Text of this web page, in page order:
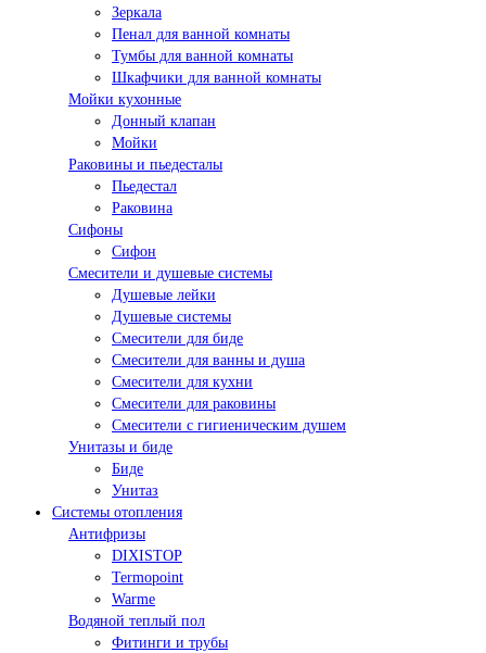
Зеркала
Пенал для ванной комнаты
Тумбы для ванной комнаты
Шкафчики для ванной комнаты
Мойки кухонные
Донный клапан
Мойки
Раковины и пьедесталы
Пьедестал
Раковина
Сифоны
Сифон
Смесители и душевые системы
Душевые лейки
Душевые системы
Смесители для биде
Смесители для ванны и душа
Смесители для кухни
Смесители для раковины
Смесители с гигиеническим душем
Унитазы и биде
Биде
Унитаз
Системы отопления
Антифризы
DIXISTOP
Termopoint
Warme
Водяной теплый пол
Фитинги и трубы